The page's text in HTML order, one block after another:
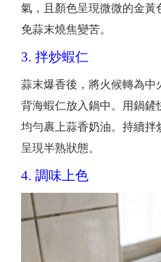
氣，且顏色呈現微微的金黃
免蒜末燒焦變苦。
3. 拌炒蝦仁
蒜末爆香後，將火候轉為中
背海蝦仁放入鍋中。用鍋
均勻裹上蒜香奶油。持續拌
呈現半熟狀態。
4. 調味上色